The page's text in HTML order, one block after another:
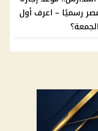
الهجرية 2025 في مصر رسميًا – اعرف أول